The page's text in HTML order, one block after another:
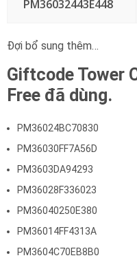
PM36032443E448
Đợi bổ sung thêm…
Giftcode Tower
Free đã dùng.
PM36024BC70830
PM36030FF7A56D
PM3603DA94293
PM36028F336023
PM36040250E380
PM36014FF4313A
PM3604C70EB8B0